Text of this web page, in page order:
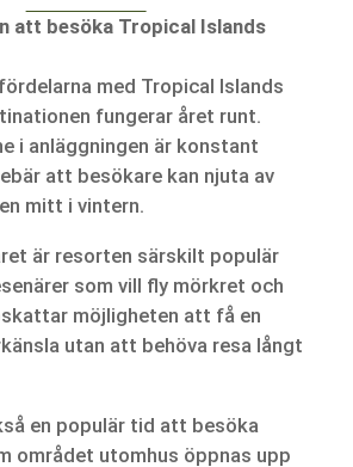
att besöka Tropical Islands
med Tropical Islands
fungerar året runt.
i anläggningen är konstant
att besökare kan njuta av
mitt i vintern.
är resorten särskilt populär
som vill fly mörkret och
möjligheten att få en
utan att behöva resa långt
en populär tid att besöka
området utomhus öppnas upp